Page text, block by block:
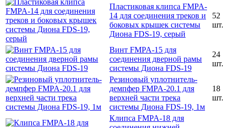
Пластиковая клипса FMPA-
14 для соединения треков и
боковых крышек системы
Диона FDS-19, серый
52
шт.
Винт FMPA-15 для
соединения дверной рамы
системы Диона FDS-19
24
шт.
Резиновый уплотнитель-
демпфер FMPA-20.1 для
верхней части трека
системы Диона FDS-19, 1м
18
шт.
Клипса FMPA-18 для